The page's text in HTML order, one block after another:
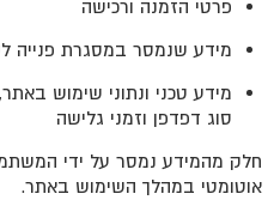
פרטי הזמנה ורכישה
מידע שנמסר במסגרת פנייה
סוג דפדפן וזמני גלישה
חלק מהמידע נמסר על ידי
אוטומטי במהלך השימוש באתר.